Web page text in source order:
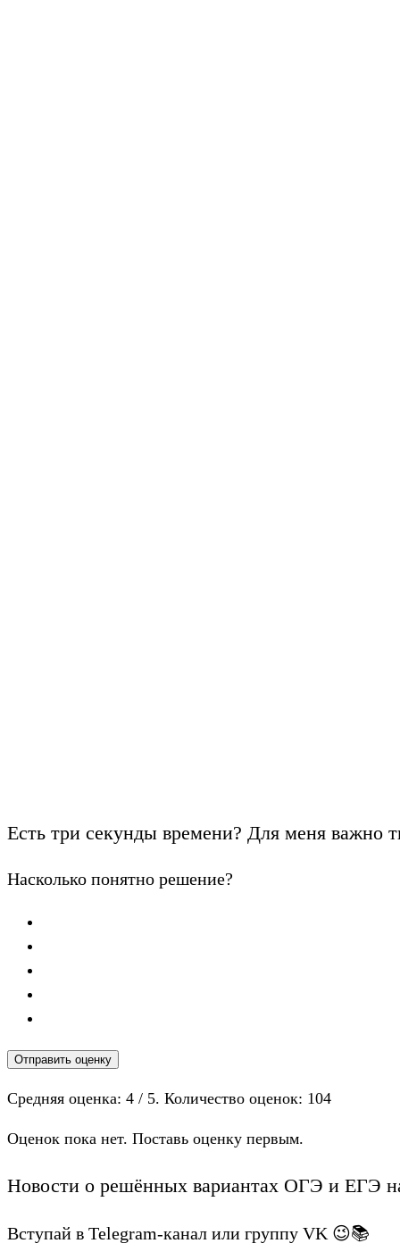
Есть три секунды времени? Для меня важно
Насколько понятно решение?
Отправить оценку
Средняя оценка: 4 / 5. Количество оценок: 104
Оценок пока нет. Поставь оценку первым.
Новости о решённых вариантах ОГЭ и ЕГЭ
Вступай в Telegram-канал или группу VK 😉📚